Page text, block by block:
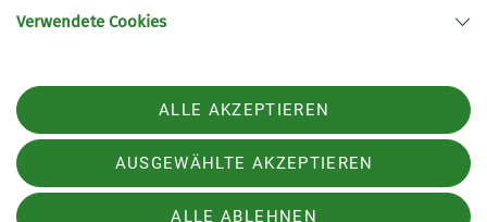
unserem Training
Verwendete Cookies
ALLE AKZEPTIEREN
AUSGEWÄHLTE AKZEPTIEREN
ALLE ABLEHNEN